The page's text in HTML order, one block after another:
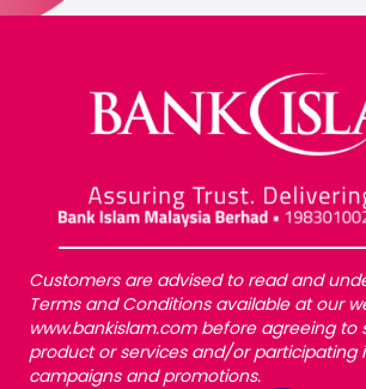
Customers are advised to read and
Terms and Conditions available at our
www.bankislam.com before agreeing to
product or services and/or participating
campaigns and promotions.